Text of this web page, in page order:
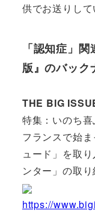
供でお送りし
「認知症」
版』のバック
THE BIG
特集：いのち喜
フランスで始
ュード」を取
ンター」の取り
https://